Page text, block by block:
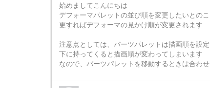
始めましてこんにちは
デフォーマパレットの並び順を変更したいとの
更すればデフォーマの見かけ順が変更されます
注意点としては、パーツパレットは描画順を設
下に持ってくると描画順が変わってしまいます
なので、パーツパレットを移動するときは合わ